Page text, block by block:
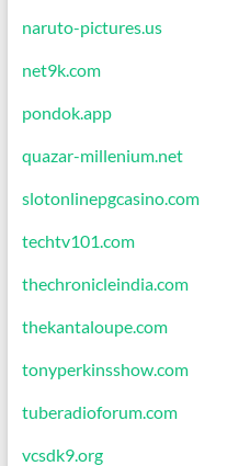
naruto-pictures.us
net9k.com
pondok.app
quazar-millenium.net
slotonlinepgcasino.com
techtv101.com
thechronicleindia.com
thekantaloupe.com
tonyperkinsshow.com
tuberadioforum.com
vcsdk9.org